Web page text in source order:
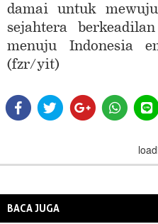
damai untuk
sejahtera
menuju Indonesia
(fzr/yit)
BACA JUGA